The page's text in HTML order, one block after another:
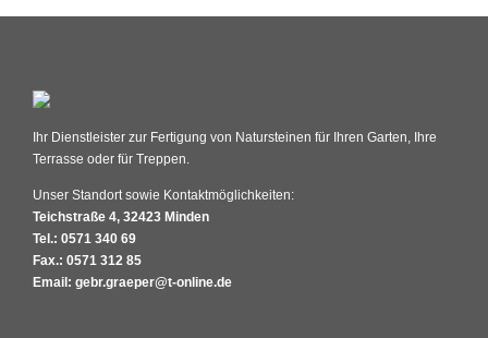
Ihr Dienstleister zur Fertigung von Natursteinen für Ihren Garten, Ihre
Terrasse oder für Treppen.
Unser Standort sowie Kontaktmöglichkeiten:
Teichstraße 4, 32423 Minden
Tel.: 0571 340 69
Fax.: 0571 312 85
Email: gebr.graeper@t-online.de